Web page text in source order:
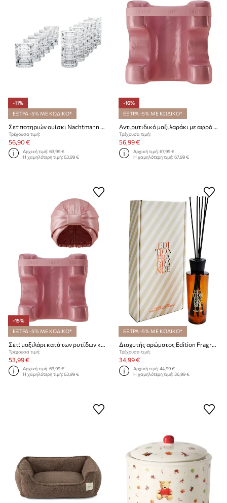
-11%
ΕΞΤΡΑ -5% ΜΕ ΚΩΔΙΚΟ*
Σετ ποτηριών ουίσκι Nachtmann Ethno 434 / 294 ml 12 τεμάχια
Τρέχουσα τιμή:
56,90 €
Αρχική τιμή:63,99 €
Η χαμηλότερη τιμή:63,99 €
-16%
ΕΞΤΡΑ -5% ΜΕ ΚΩΔΙΚΟ*
Αντιρυτιδικό μαξιλαράκι με αφρό μνήμης GLOV Sleeping Beauty
Τρέχουσα τιμή:
56,99 €
Αρχική τιμή:67,99 €
Η χαμηλότερη τιμή:67,99 €
-15%
ΕΞΤΡΑ -5% ΜΕ ΚΩΔΙΚΟ*
Σετ: μαξιλάρι κατά των ρυτίδων και τουρμπάνι GLOV Dream On, Gorgeous
Τρέχουσα τιμή:
53,99 €
Αρχική τιμή:63,99 €
Η χαμηλότερη τιμή:63,99 €
ΕΞΤΡΑ -5% ΜΕ ΚΩΔΙΚΟ*
Διαχυτής αρώματος Edition Fragrances Whisky Nobil 200 ml
Τρέχουσα τιμή:
34,99 €
Αρχική τιμή:44,99 €
Η χαμηλότερη τιμή:36,99 €